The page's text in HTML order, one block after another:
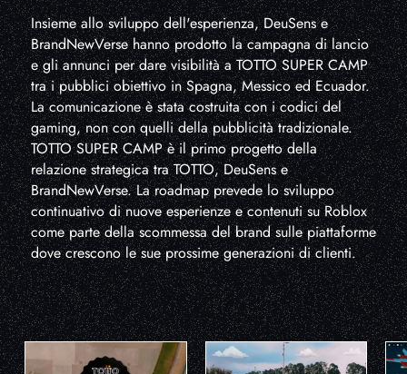
Insieme allo sviluppo dell'esperienza, DeuSens e
BrandNewVerse hanno prodotto la campagna di lancio
e gli annunci per dare visibilità a TOTTO SUPER CAMP
tra i pubblici obiettivo in Spagna, Messico ed Ecuador.
La comunicazione è stata costruita con i codici del
gaming, non con quelli della pubblicità tradizionale.
TOTTO SUPER CAMP è il primo progetto della
relazione strategica tra TOTTO, DeuSens e
BrandNewVerse. La roadmap prevede lo sviluppo
continuativo di nuove esperienze e contenuti su Roblox
come parte della scommessa del brand sulle piattaforme
dove crescono le sue prossime generazioni di clienti.